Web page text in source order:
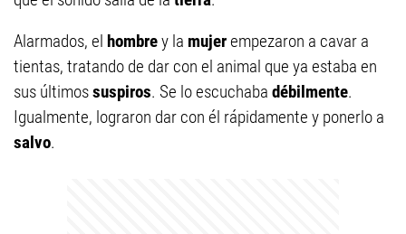
Alarmados, el hombrey la mujerempezaron a cavar a
tientas, tratando de dar con el animal que ya estaba en
sus últimossuspiros. Se lo escuchaba débilmente.
Igualmente, lograron dar con él rápidamente y ponerlo a
salvo.